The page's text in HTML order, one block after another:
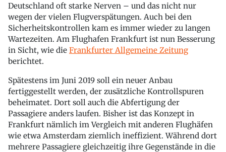
Deutschland oft starke Nerven – und das nicht nur
wegen der vielen Flugverspätungen. Auch bei den
Sicherheitskontrollen kam es immer wieder zu langen
Wartezeiten. Am Flughafen Frankfurt ist nun Besserung
in Sicht, wie die Frankfurter Allgemeine Zeitung
berichtet.
Spätestens im Juni 2019 soll ein neuer Anbau
fertiggestellt werden, der zusätzliche Kontrollspuren
beheimatet. Dort soll auch die Abfertigung der
Passagiere anders laufen. Bisher ist das Konzept in
Frankfurt nämlich im Vergleich mit anderen Flughäfen
wie etwa Amsterdam ziemlich ineffizient. Während dort
mehrere Passagiere gleichzeitig ihre Gegenstände in die